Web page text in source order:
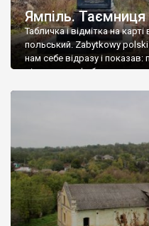
Ямпіль. Таємниця
Табличка і відмітка на
польський. Zabytkowy
нам себе відразу і показав:
віднести до фабричних,